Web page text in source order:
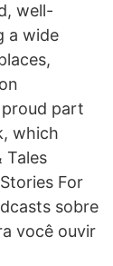
well-
a wide
proud part
which
Tales
For
sobre
você ouvir